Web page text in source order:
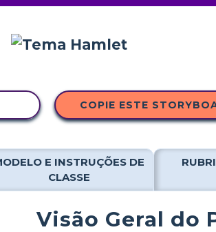
COPIE ESTE
E INSTRUÇÕES DE
CLASSE
Visão Geral do